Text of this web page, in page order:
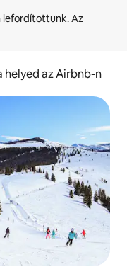
lefordítottunk. Az
helyed az Airbnb-n